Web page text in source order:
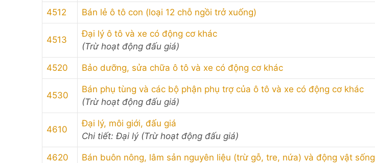
4512 Bán lẻ ô tô con (loại 12 chỗ ngồi trở xuống)
4513
Đại lý ô tô và xe có động cơ khác
(Trừ hoạt động đấu giá)
4520 Bảo dưỡng, sửa chữa ô tô và xe có động cơ khác
4530
Bán phụ tùng và các bộ phận phụ trợ của ô tô và xe có động cơ khác
(Trừ hoạt động đấu giá)
4610
Đại lý, môi giới, đấu giá
Chi tiết: Đại lý (Trừ hoạt động đấu giá)
4620 Bán buôn nông, lâm sản nguyên liệu (trừ gỗ, tre, nứa) và động vật sống